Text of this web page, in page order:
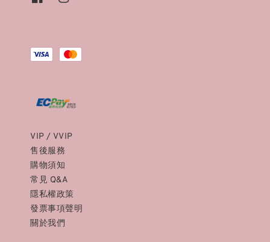
VIP / VVIP
售後服務
購物須知
常見 Q&A
隱私權政策
發票事項聲明
關於我們